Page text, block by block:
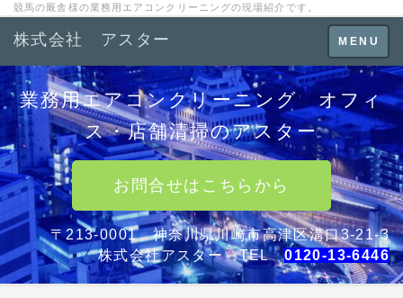
競馬の厩舎様の業務用エアコンクリーニングの現場紹介です。
Toggle
navigation
MENU
株式会社 アスター
業務用エアコンクリーニング オフィ
ス・店舗清掃のアスター
お問合せはこちらから
〒213-0001 神奈川県川崎市高津区溝口3-21-3
株式会社アスター TEL0120-13-6446